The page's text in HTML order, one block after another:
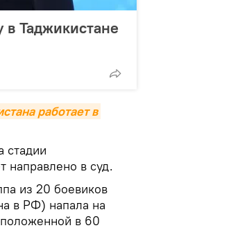
Таджикистане
работает в
стадии
направлено в суд.
из 20 боевиков
в РФ) напала на
в 60